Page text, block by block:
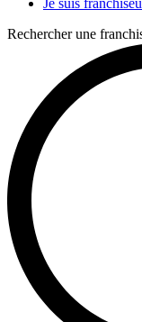
Rechercher une